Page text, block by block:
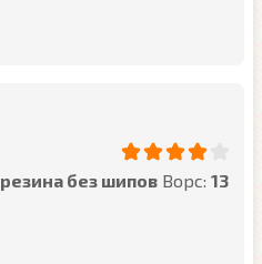
резина без шипов Ворс: 13